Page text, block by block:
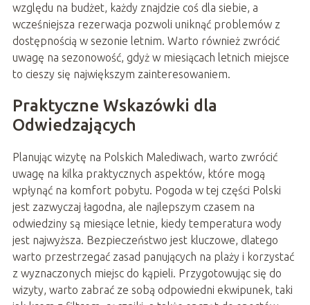
względu na budżet, każdy znajdzie coś dla siebie, a
wcześniejsza rezerwacja pozwoli uniknąć problemów z
dostępnością w sezonie letnim. Warto również zwrócić
uwagę na sezonowość, gdyż w miesiącach letnich miejsce
to cieszy się największym zainteresowaniem.
Praktyczne Wskazówki dla
Odwiedzających
Planując wizytę na Polskich Malediwach, warto zwrócić
uwagę na kilka praktycznych aspektów, które mogą
wpłynąć na komfort pobytu. Pogoda w tej części Polski
jest zazwyczaj łagodna, ale najlepszym czasem na
odwiedziny są miesiące letnie, kiedy temperatura wody
jest najwyższa. Bezpieczeństwo jest kluczowe, dlatego
warto przestrzegać zasad panujących na plaży i korzystać
z wyznaczonych miejsc do kąpieli. Przygotowując się do
wizyty, warto zabrać ze sobą odpowiedni ekwipunek, taki